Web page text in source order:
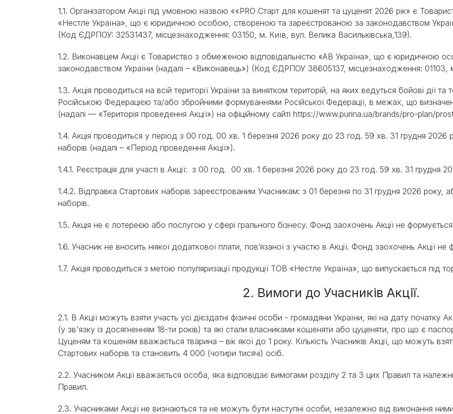
Всі торгові марки
дієти
Всі торгові марки
скільки має важити кошеня
Кашель у кота: причини та
лікування
1.1. Організатором Акції під умовною назвою ««PRO Старт для кошенят та цуценят 2026 рік» є
«Нестле Україна», що є юридичною особою, створеною та зареєстрованою за законодавством
(Код ЄДРПОУ: 32531437, місцезнаходження: 03150, м. Київ, вул. Велика Васильківська,139).
1.2. Виконавцем Акції є Товариство з обмеженою відповідальністю «АВ Україна», що є юридичною
законодавством України (надалі – «Виконавець») (Код ЄДРПОУ 38605137, місцезнаходження:
1.3. Акція проводиться на всій території України за винятком територій, на яких ведуться бойові дії
Російською Федерацією та/або збройними формуваннями Російської Федерації, в межах, що
(надалі — «Територія проведення Акції») на офіційному сайті https://www.purina.ua/brands/pro-plan/
1.4. Акція проводиться у період з 00 год. 00 хв. 1 березня 2026 року до 23 год. 59 хв. 31 грудня
наборів (надалі – «Період проведення Акції»).
1.4.1. Реєстрація для участі в Акції: з 00 год. 00 хв. 1 березня 2026 року до 23 год. 59 хв. 31 грудня
1.4.2. Відправка Стартових наборів зареєстрованим Учасникам: з 01 березня по 31 грудня 2026 року,
наборів.
1.5. Акція не є лотереєю або послугою у сфері грального бізнесу. Фонд заохочень Акції не формується
1.6. Учасник не вносить ніякої додаткової плати, пов’язаної з участю в Акції. Фонд заохочень Акції не
1.7. Акція проводиться з метою популяризації продукції ТОВ «Нестле Україна», що випускається під
2. Вимоги до Учасників Акції.
2.1. В Акції можуть взяти участь усі дієздатні фізичні особи - громадяни України, які на дату початку
(у зв'язку із досягненням 18-ти років) та які стали власниками кошеняти або цуценяти, про що є
Цуценям та кошеням вважається тварина – вік якої до 1 року. Кількість Учасників Акції, що можуть
Стартових наборів та становить 4 000 (чотири тисячі) осіб.
2.2. Учасником Акції вважається особа, яка відповідає вимогами розділу 2 та 3 цих Правил та
Правил.
2.3. Учасниками Акції не визнаються та не можуть бути наступні особи, незалежно від виконання